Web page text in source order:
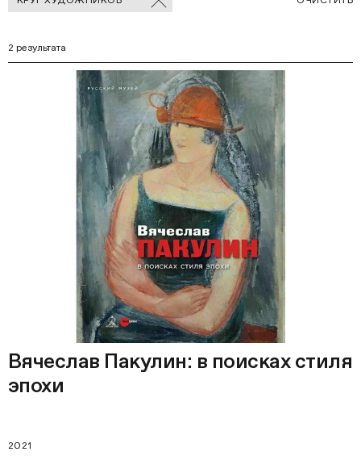
фильтры
2 результата
Вячеслав Пакулин: в поисках стиля
эпохи
2021